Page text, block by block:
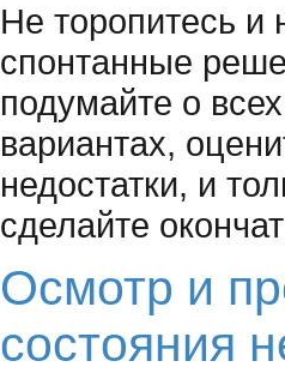
Не торопитесь и
спонтанные
подумайте о
вариантах,
недостатки, и
сделайте
Осмотр и
состояния